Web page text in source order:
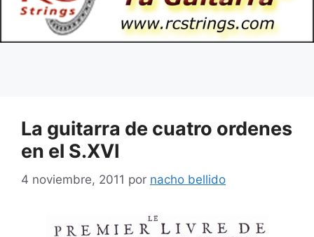
La guitarra de cuatro ordenes
en el S.XVI
4 noviembre, 2011 por nacho bellido